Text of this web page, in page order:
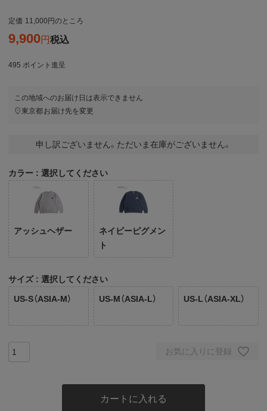
定価 11,000 のところ
9,900 税込
495 ポイント進呈
この地域へのお届け日は表示できません
東京都お届け先を変更
申し訳ございません。ただいま在庫がございません。
カラー 選択してください
アッシュヘザー
ネイビーピグメン
ト
サイズ 選択してください
US-S（ASIA-M） US-M（ASIA-L） US-L（ASIA-XL）
お気に入りに登録
カートに入れる